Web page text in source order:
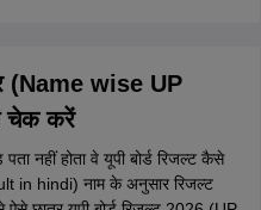
(Name wise UP
चेक करें
नहीं होता वे यूपी बोर्ड रिजल्ट कैसे
in hindi) नाम के अनुसार रिजल्ट